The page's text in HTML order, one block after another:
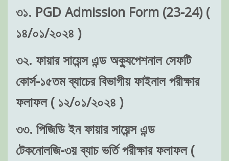
৩১. PGD Admission Form (23-24) (
১৪/০১/২০২৪ )
৩২. ফায়ার সায়েন্স এন্ড অক্যুপেশনাল সেফটি
কোর্স-১৫তম ব্যাচের বিভাগীয় ফাইনাল পরীক্ষার
ফলাফল ( ১২/০১/২০২৪ )
৩৩. পিজিডি ইন ফায়ার সায়েন্স এন্ড
টেকনোলজি-৩য় ব্যাচ ভর্তি পরীক্ষার ফলাফল (